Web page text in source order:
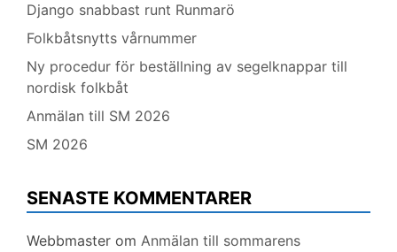
Django snabbast runt Runmarö
Folkbåtsnytts vårnummer
Ny procedur för beställning av segelknappar till
nordisk folkbåt
Anmälan till SM 2026
SM 2026
SENASTE KOMMENTARER
Webbmaster om Anmälan till sommarens